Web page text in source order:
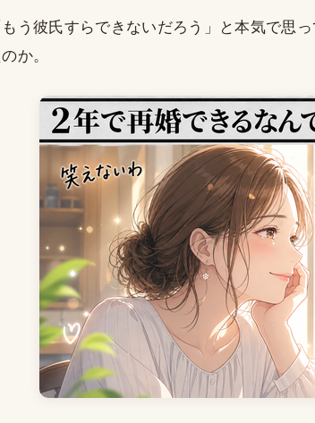
もう彼氏すらできないだろう」と本気で思
か。